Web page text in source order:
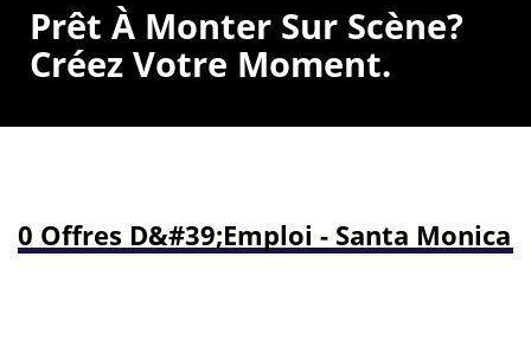
Prêt À Monter Sur Scène?
Créez Votre Moment.
0 Offres D&#39;emploi - Santa Monica